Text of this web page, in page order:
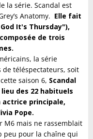
la série. Scandal est
Anatomy. Elle fait
It's Thursday"),
de trois
la série
de téléspectateurs, soit
saison 6, Scandal
des 22 habituels
actrice principale,
Pope.
M6 mais ne rassemblait
peu pour la chaîne qui